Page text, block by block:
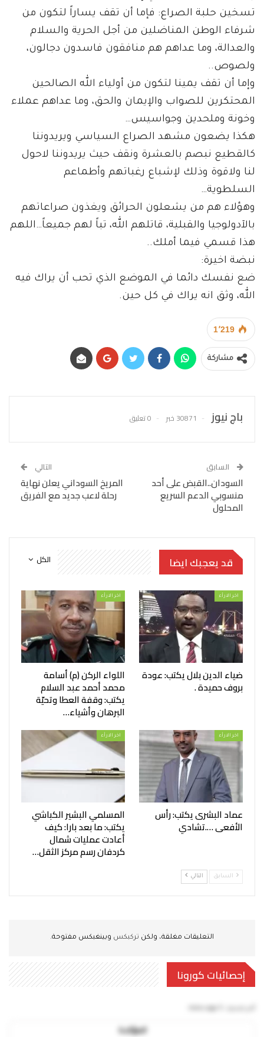
تسخين حلبة الصراع: فإما أن تقف يساراً لتكون من
شرفاء الوطن المناضلين من أجل الحرية والسلام
والعدالة، وما عداهم هم منافقون فاسدون دجالون،
ولصوص..
وإما أن تقف يمينا لتكون من أولياء الله الصالحين
المحتكرين للصواب والإيمان والحق، وما عداهم عملاء
وخونة وملحدين وجواسيس…
هكذا يضعون مشهد الصراع السياسي ويريدوننا
كالقطيع نبصم بالعشرة ونقف حيث يريدوننا لاحول
لنا ولاقوة وذلك لإشباع رغباتهم وأطماعم
السلطوية…
وهؤلاء هم من يشعلون الحرائق ويغذون صراعاتهم
بالآدولوجيا والقبلية، قاتلهم الله، تباً لهم جميعاً…اللهم
هذا قسمي فيما أملك..
نبضة اخيرة:
ضع نفسك دائما في الموضع الذي تحب أن يراك فيه
الله، وثق انه يراك في كل حين.
1٬219
مشاركة
باج نيوز 30871 خبر 0 تعليق
السابق
السودان..القبض على أحد
منسوبي الدعم السريع
المحلول
التالي
المريخ السوداني يعلن نهاية
رحلة لاعب جديد مع الفريق
الكل قد يعجبك ايضا
اخر الارأء
ضياء الدين بلال يكتب: عودة
بروف حميدة .
اخر الارأء
اللواء الركن (م) أسامة
محمد أحمد عبد السلام
يكتب: وقفة العطا وتحيّة
البرهان وأشياء…
اخر الارأء
عماد البشرى يكتب: رأس
الأفعى ….تشادي
اخر الارأء
المسلمي البشير الكباشي
يكتب: ما بعد بارا: كيف
أعادت عمليات شمال
كردفان رسم مركز الثقل…
السابق التالي
التعليقات مغلقة، ولكن تركبكس وبينغبكس مفتوحة.
إحصائيات كورونا
المؤكدة